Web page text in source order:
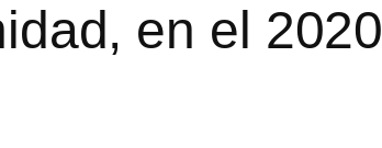
en el 2020